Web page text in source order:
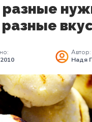
Автор:
Надя